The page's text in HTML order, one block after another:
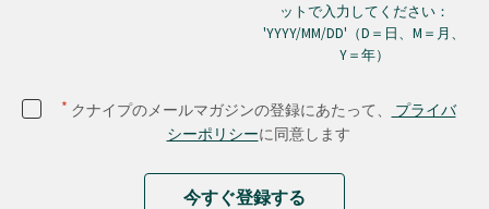
ットで入力してください：
'YYYY/MM/DD'（D＝日、M＝月、
Y＝年）
* クナイプのメールマガジンの登録にあたって、
プライバ
シーポリシーに同意します
今すぐ登録する